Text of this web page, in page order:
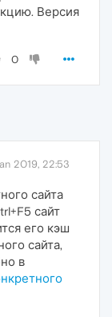
Версия
0
2019, 22:53
сайта
сайт
его кэш
сайта,
в